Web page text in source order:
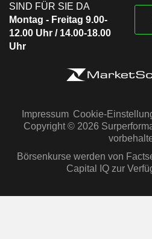
SIND FÜR SIE DA
Montag - Freitag 9.00-
12.00 Uhr / 14.00-18.00
Uhr
Impressum Cookie-
Copyright © 2026
Börsenkurse werden von
Capital IQ zur